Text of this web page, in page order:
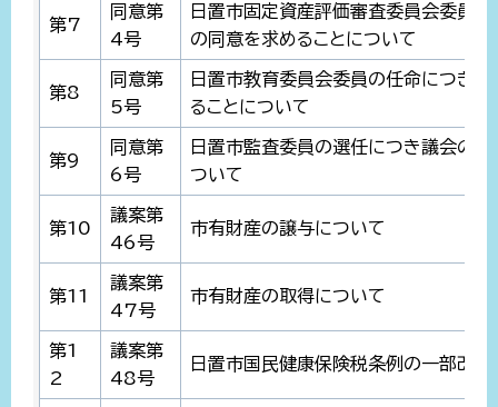
第7
同意第
4号
日置市固定資産評価審査委員会委員
の同意を求めることについて
第8
同意第
5号
日置市教育委員会委員の任命につき
ることについて
第9
同意第
6号
日置市監査委員の選任につき議会の同
ついて
第10
議案第
46号
市有財産の譲与について
第11
議案第
47号
市有財産の取得について
第1
2
議案第
48号
日置市国民健康保険税条例の一部改正